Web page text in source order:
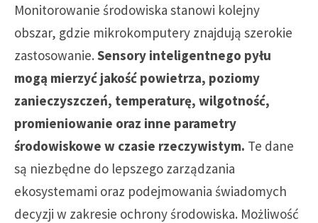
Monitorowanie środowiska stanowi kolejny
obszar, gdzie mikrokomputery znajdują szerokie
zastosowanie. Sensory inteligentnego pyłu
mogą mierzyć jakość powietrza, poziomy
zanieczyszczeń, temperaturę, wilgotność,
promieniowanie oraz inne parametry
środowiskowe w czasie rzeczywistym. Te dane
są niezbędne do lepszego zarządzania
ekosystemami oraz podejmowania świadomych
decyzji w zakresie ochrony środowiska. Możliwość